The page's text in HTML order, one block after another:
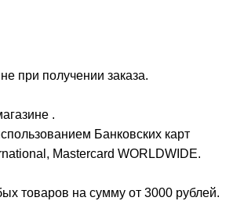
при получении заказа.
.
Банковских карт
Mastercard WORLDWIDE.
товаров на сумму от 3000 рублей.